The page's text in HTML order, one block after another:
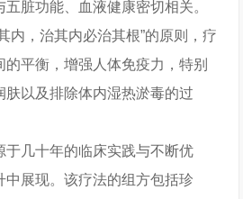
脏功能、血液健康密切相关。
内，治其内必治其根”的原则，疗
平衡，增强人体免疫力，特别
肤以及排除体内湿热淤毒的过
于几十年的临床实践与不断优
中展现。该疗法的组方包括珍